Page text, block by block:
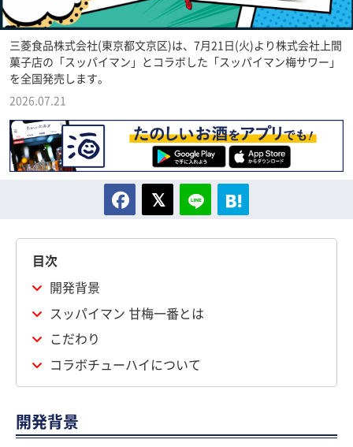
三菱食品株式会社(東京都文京区)は、7月21日(火)より株式会社上間
菓子店の「スッパイマン」とコラボした「スッパイマン梅サワー」
を全国発売します。
2026.07.21
目次
開発背景
スッパイマン 甘梅一番とは
こだわり
コラボチューハイについて
開発背景